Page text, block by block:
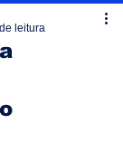
leitura